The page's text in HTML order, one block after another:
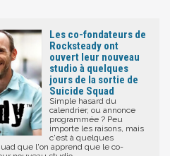
Les co-fondateurs de
Rocksteady ont
ouvert leur nouveau
studio à quelques
jours de la sortie de
Suicide Squad
Simple hasard du
calendrier, ou annonce
programmée ? Peu
importe les raisons, mais
c'est à quelques
que l'on apprend que le co-